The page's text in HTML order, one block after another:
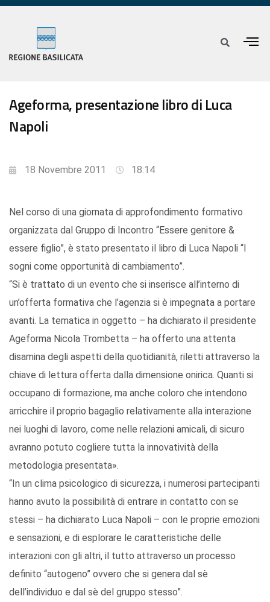
Ageforma, presentazione libro di Luca
Napoli
18 Novembre 2011 18:14
Nel corso di una giornata di approfondimento formativo
organizzata dal Gruppo di Incontro “Essere genitore &
essere figlio”, è stato presentato il libro di Luca Napoli “I
sogni come opportunità di cambiamento”.
“Si è trattato di un evento che si inserisce all’interno di
un’offerta formativa che l’agenzia si è impegnata a portare
avanti. La tematica in oggetto – ha dichiarato il presidente
Ageforma Nicola Trombetta – ha offerto una attenta
disamina degli aspetti della quotidianità, riletti attraverso la
chiave di lettura offerta dalla dimensione onirica. Quanti si
occupano di formazione, ma anche coloro che intendono
arricchire il proprio bagaglio relativamente alla interazione
nei luoghi di lavoro, come nelle relazioni amicali, di sicuro
avranno potuto cogliere tutta la innovatività della
metodologia presentata».
“In un clima psicologico di sicurezza, i numerosi partecipanti
hanno avuto la possibilità di entrare in contatto con se
stessi – ha dichiarato Luca Napoli – con le proprie emozioni
e sensazioni, e di esplorare le caratteristiche delle
interazioni con gli altri, il tutto attraverso un processo
definito “autogeno” ovvero che si genera dal sè
dell’individuo e dal sè del gruppo stesso”.